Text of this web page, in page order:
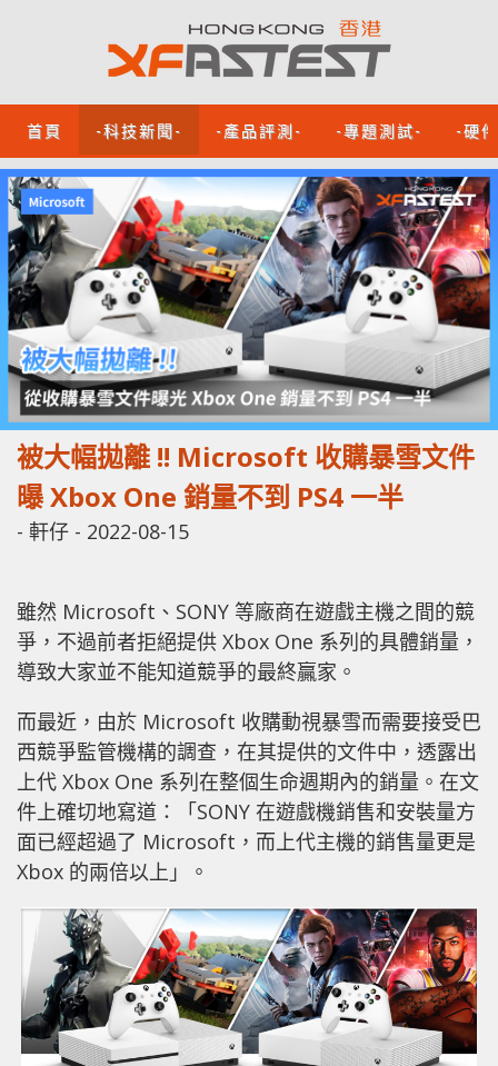
首頁 -科技新聞- -產品評測- -專題測試- -硬
被大幅拋離 !! Microsoft 收購暴雪文件
曝 Xbox One 銷量不到 PS4 一半
- 軒仔 - 2022-08-15
雖然 Microsoft、SONY 等廠商在遊戲主機之間的競
爭，不過前者拒絕提供 Xbox One 系列的具體銷量，
導致大家並不能知道競爭的最終贏家。
而最近，由於 Microsoft 收購動視暴雪而需要接受巴
西競爭監管機構的調查，在其提供的文件中，透露出
上代 Xbox One 系列在整個生命週期內的銷量。在文
件上確切地寫道：「SONY 在遊戲機銷售和安裝量方
面已經超過了 Microsoft，而上代主機的銷售量更是
Xbox 的兩倍以上」。